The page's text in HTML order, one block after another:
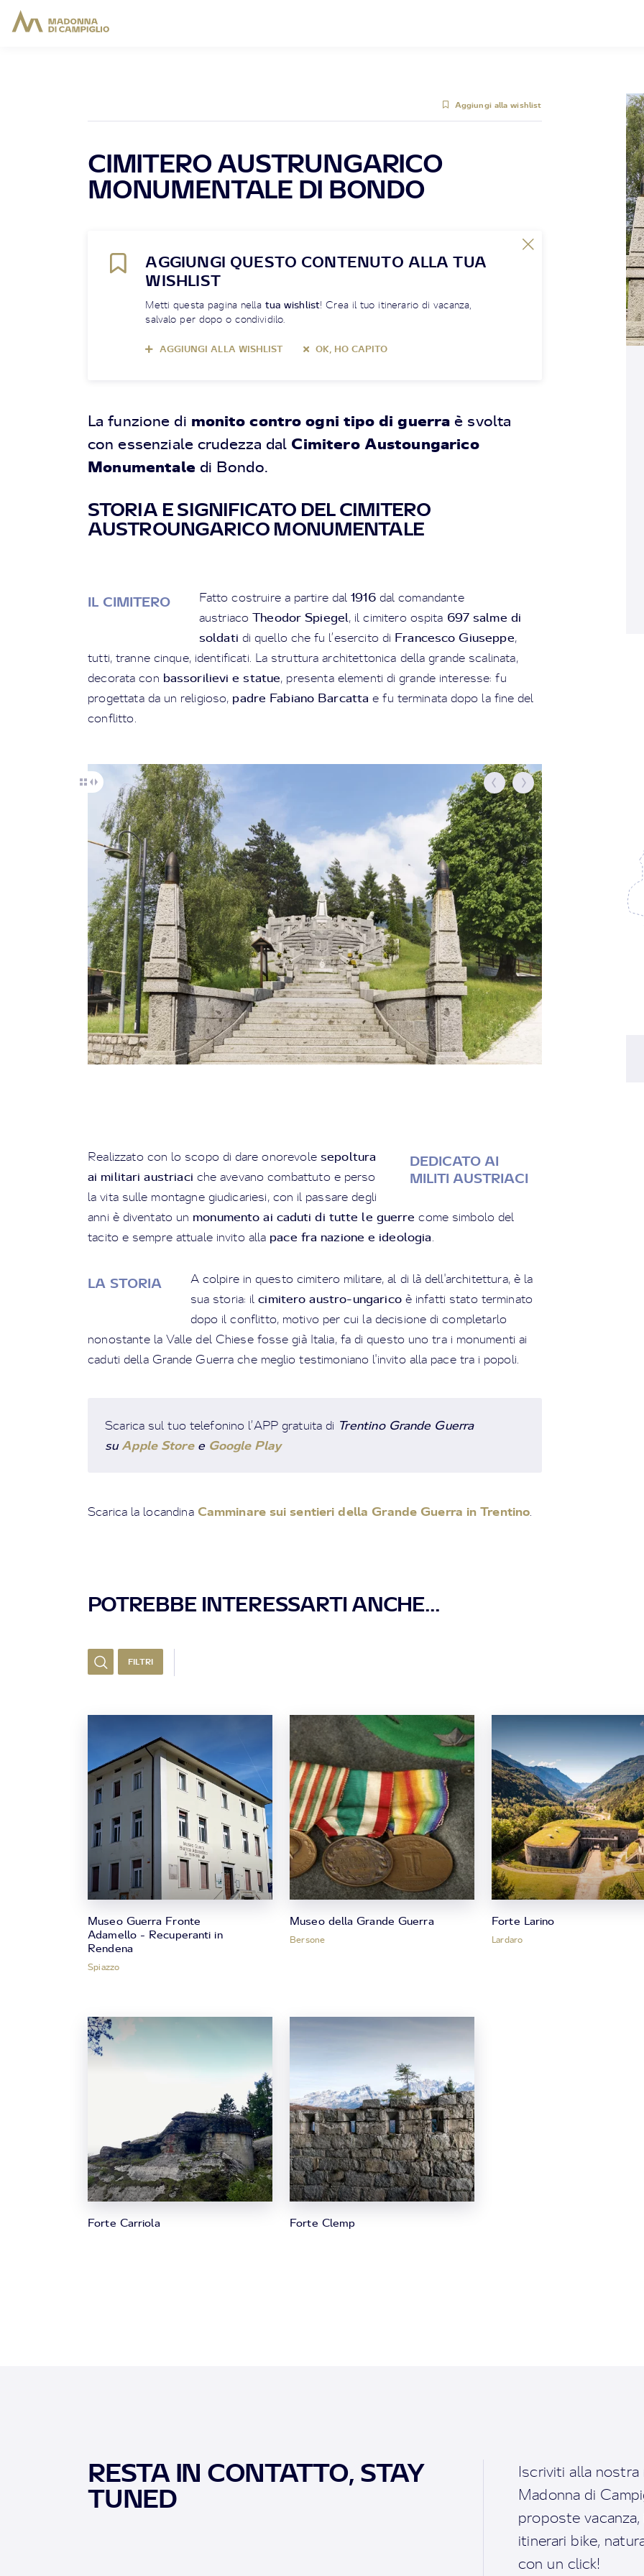
Aggiungi alla wishlist
CIMITERO AUSTRUNGARICO
MONUMENTALE DI BONDO
AGGIUNGI QUESTO CONTENUTO ALLA TUA
WISHLIST
Metti questa pagina nella tua wishlist! Crea il tuo itinerario di vacanza,
salvalo per dopo o condividilo.
AGGIUNGI ALLA WISHLIST OK, HO CAPITO
La funzione di monito contro ogni tipo di guerra è svolta
con essenziale crudezza dal Cimitero Austoungarico
Monumentaledi Bondo.
STORIA E SIGNIFICATO DEL CIMITERO
AUSTROUNGARICO MONUMENTALE
IL CIMITERO Fatto costruire a partire dal1916dal comandante
austriacoTheodor Spiegel, il cimitero ospita 697 salme di
soldati di quello che fu l’esercito di Francesco Giuseppe,
tutti, tranne cinque, identificati. La struttura architettonica della grande scalinata,
decorata con bassorilievi e statue, presenta elementi di grande interesse: fu
progettata da un religioso, padre Fabiano Barcatta e fu terminata dopo la fine del
conflitto.
DEDICATO AI
MILITI AUSTRIACI
Realizzato con lo scopo di dare onorevole sepoltura
ai militari austriaci che avevano combattuto e perso
la vita sulle montagne giudicariesi, con il passare degli
anni è diventato un monumento ai caduti di tutte le guerre come simbolo del
tacito e sempre attuale invito alla pace fra nazione e ideologia.
LA STORIA
A colpire in questo cimitero militare, al di là dell'architettura, è la
sua storia: ilcimitero austro-ungaricoè infatti stato terminato
dopo il conflitto, motivo per cui la decisione di completarlo
nonostante la Valle del Chiese fosse già Italia, fa di questo uno tra i monumenti ai
caduti della Grande Guerra che meglio testimoniano l'invito alla pace tra i popoli.
Scarica sul tuo telefonino l’APP gratuita di Trentino Grande Guerra
suApple Storee Google Play
Scarica la locandina Camminare sui sentieri della Grande Guerra in Trentino.
POTREBBE INTERESSARTI ANCHE...
FILTRI
Museo Guerra Fronte
Adamello - Recuperanti in
Rendena
Spiazzo
Museo della Grande Guerra
Bersone
Forte Larino
Lardaro
Forte Carriola Forte Clemp
RESTA IN CONTATTO, STAY
TUNED
Iscriviti alla
Madonna di
proposte
itinerari bike,
con un click!